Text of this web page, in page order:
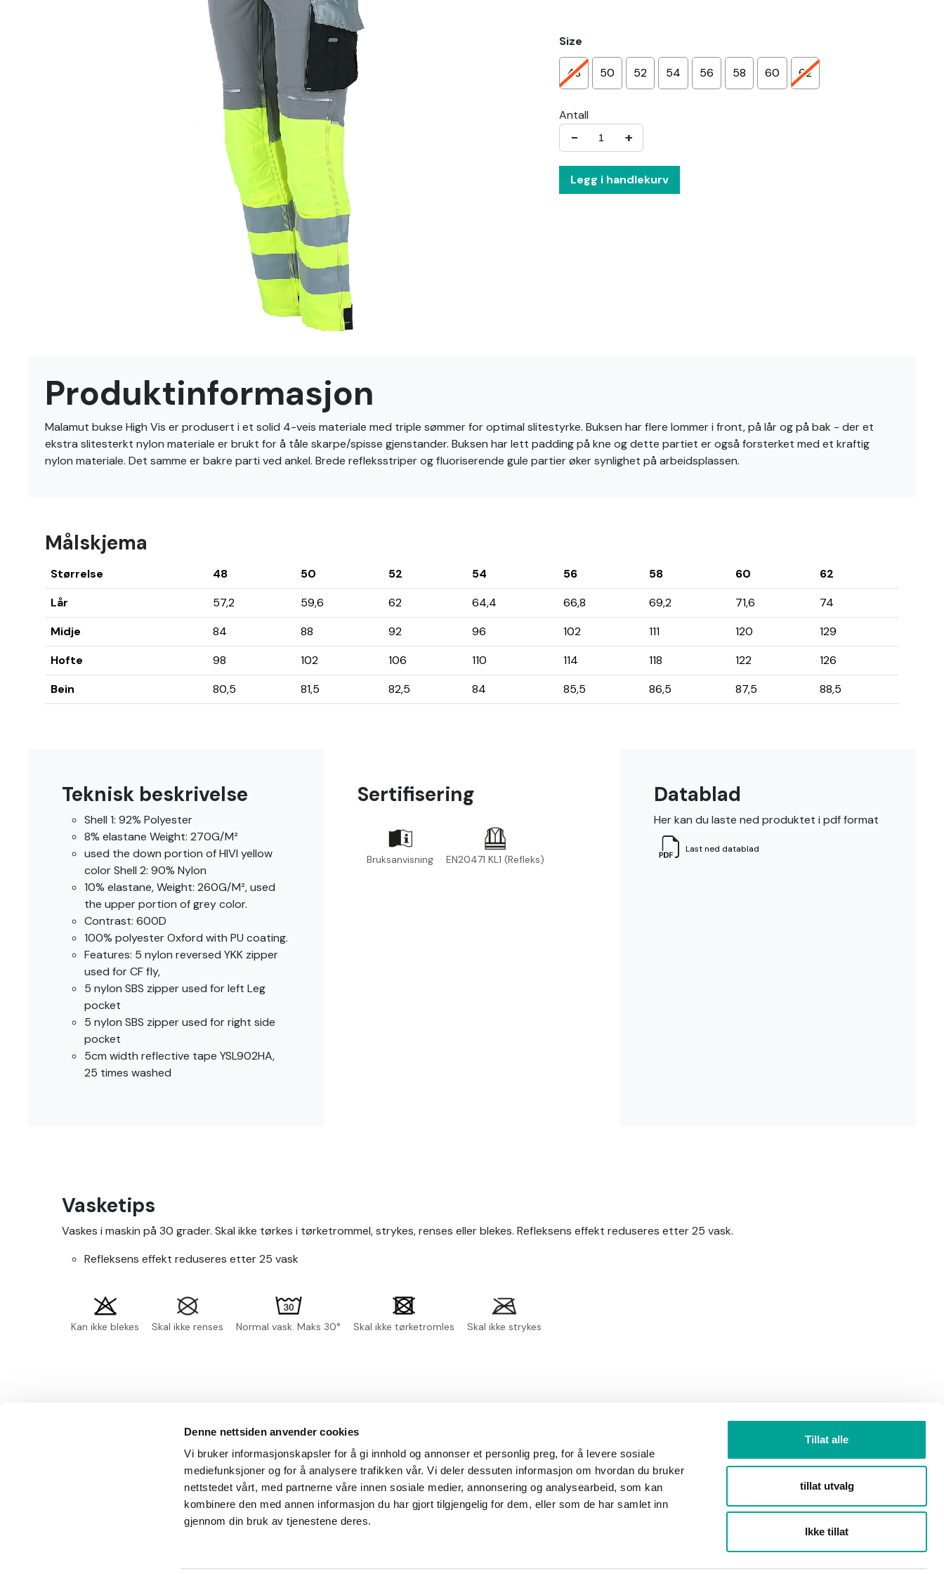
Denne nettsiden anvender cookies
Vi bruker informasjonskapsler for å gi innhold og annonser et personlig preg, for å levere sosiale
mediefunksjoner og for å analysere trafikken vår. Vi deler dessuten informasjon om hvordan du bruker
nettstedet vårt, med partnerne våre innen sosiale medier, annonsering og analysearbeid, som kan
kombinere den med annen informasjon du har gjort tilgjengelig for dem, eller som de har samlet inn
gjennom din bruk av tjenestene deres.
Tillat alle
tillat utvalg
Ikke tillat
begynnelsen
Size
48 50 52 54 56 58 60 62
Antall
− +
Legg i handlekurv
Produktinformasjon
Malamut bukse High Vis er produsert i et solid 4-veis materiale med triple sømmer for optimal slitestyrke. Buksen har flere lommer i front, på lår og på bak - der et
ekstra slitesterkt nylon materiale er brukt for å tåle skarpe/spisse gjenstander. Buksen har lett padding på kne og dette partiet er også forsterket med et kraftig
nylon materiale. Det samme er bakre parti ved ankel. Brede refleksstriper og fluoriserende gule partier øker synlighet på arbeidsplassen.
Målskjema
Størrelse 48 50 52 54 56 58 60
62
Lår
57,2 59,6 62 64,4 66,8 69,2 71,6
74
Midje
84 88 92 96 102 111 120
129
Hofte
98 102 106 110 114 118 122
126
Bein
80,5 81,5 82,5 84 85,5 86,5 87,5 88,5
Teknisk beskrivelse
Shell 1: 92% Polyester
8% elastane Weight: 270G/M²
used the down portion of HIVI yellow
color Shell 2: 90% Nylon
10% elastane, Weight: 260G/M², used
the upper portion of grey color.
Contrast: 600D
100% polyester Oxford with PU coating.
Features: 5 nylon reversed YKK zipper
used for CF fly,
5 nylon SBS zipper used for left Leg
pocket
5 nylon SBS zipper used for right side
pocket
5cm width reflective tape YSL902HA,
25 times washed
Sertifisering
Bruksanvisning EN20471 KL1 (Refleks)
Datablad
Her kan du laste ned produktet i pdf format
Last ned datablad
Vasketips
Vaskes i maskin på 30 grader. Skal ikke tørkes i tørketrommel, strykes, renses eller blekes. Refleksens effekt reduseres etter 25 vask.
Refleksens effekt reduseres etter 25 vask
Kan ikke blekes Skal ikke renses Normal vask. Maks 30° Skal ikke tørketromles Skal ikke strykes
Wrks arbeidsklær Kundeinformasjon
Salgsbetingelser
Kundeservice
Om Wrks
Min konto
Min side
Ordrehistorikk